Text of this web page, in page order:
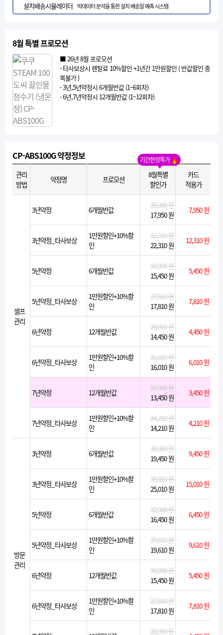
설치배송시뮬레이터 빅데이터 분석을 통한 설치 배송일 예측 시스템
8월 특별 프로모션
■ 26년 8월 프로모션
- 타사보상시 렌탈료 10%할인 +1년간 1만원할인 ( 반값할인 중
복불가 )
- 3년,5년약정시 6개월반값 (1~6회차)
- 6년,7년약정시 12개월반값 (1~12회차)
CP-ABS100G 약정정보 기간한정특가
관리
방법
약정명 프로모션
8월특별
할인가
카드
적용가
셀프
관리
3년약정 6개월반값
35,900 원
17,950 원
7,950 원
3년약정_타사보상
1만원할인+10%할
인
32,310 원
22,310 원
12,310 원
5년약정 6개월반값
30,900 원
15,450 원
5,450 원
5년약정_타사보상
1만원할인+10%할
인
27,810 원
17,810 원
7,810 원
6년약정 12개월반값
28,900 원
14,450 원
4,450 원
6년약정_타사보상
1만원할인+10%할
인
26,010 원
16,010 원
6,010 원
7년약정 12개월반값
26,900 원
13,450 원
3,450 원
7년약정_타사보상
1만원할인+10%할
인
24,210 원
14,210 원
4,210 원
방문
관리
3년약정 6개월반값
38,900 원
19,450 원
9,450 원
3년약정_타사보상
1만원할인+10%할
인
35,010 원
25,010 원
15,010 원
5년약정 6개월반값
32,900 원
16,450 원
6,450 원
5년약정_타사보상
1만원할인+10%할
인
29,610 원
19,610 원
9,610 원
6년약정 12개월반값
30,900 원
15,450 원
5,450 원
6년약정_타사보상
1만원할인+10%할
인
27,810 원
17,810 원
7,810 원
28,900 원